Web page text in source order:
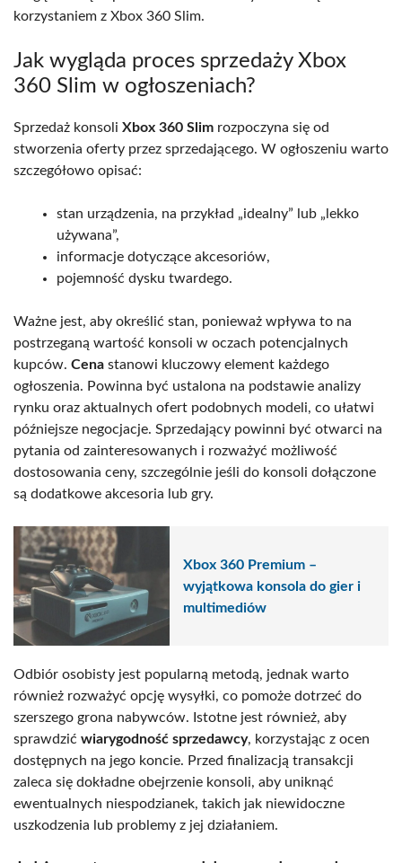
korzystaniem z Xbox 360 Slim.
Jak wygląda proces sprzedaży Xbox
360 Slim w ogłoszeniach?
Sprzedaż konsoli Xbox 360 Slim rozpoczyna się od
stworzenia oferty przez sprzedającego. W ogłoszeniu warto
szczegółowo opisać:
stan urządzenia, na przykład „idealny” lub „lekko
używana”,
informacje dotyczące akcesoriów,
pojemność dysku twardego.
Ważne jest, aby określić stan, ponieważ wpływa to na
postrzeganą wartość konsoli w oczach potencjalnych
kupców. Cena stanowi kluczowy element każdego
ogłoszenia. Powinna być ustalona na podstawie analizy
rynku oraz aktualnych ofert podobnych modeli, co ułatwi
późniejsze negocjacje. Sprzedający powinni być otwarci na
pytania od zainteresowanych i rozważyć możliwość
dostosowania ceny, szczególnie jeśli do konsoli dołączone
są dodatkowe akcesoria lub gry.
Xbox 360 Premium –
wyjątkowa konsola do gier i
multimediów
Odbiór osobisty jest popularną metodą, jednak warto
również rozważyć opcję wysyłki, co pomoże dotrzeć do
szerszego grona nabywców. Istotne jest również, aby
sprawdzić wiarygodność sprzedawcy, korzystając z ocen
dostępnych na jego koncie. Przed finalizacją transakcji
zaleca się dokładne obejrzenie konsoli, aby uniknąć
ewentualnych niespodzianek, takich jak niewidoczne
uszkodzenia lub problemy z jej działaniem.